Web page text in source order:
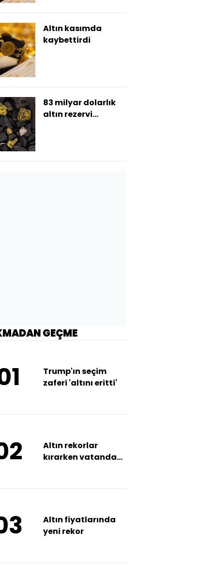
Altın kasımda
kaybettirdi
83 milyar dolarlık
altın rezervi
GEÇME
Trump'ın seçim
zaferi 'altını eritti'
Altın rekorlar
kırarken vatandaş
Altın fiyatlarında
yeni rekor